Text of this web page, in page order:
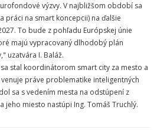
výzvy. V najbližšom období sa
práci na smart koncepcii) na ďalšie
To bude z pohľadu Európskej únie
majú vypracovaný dlhodobý plán
uzatvára I. Baláž.
stal koordinátorom smart city za mesto a
práve problematike inteligentných
sa s vedením mesta na odstúpení z
jeho miesto nastúpi Ing. Tomáš Truchlý.